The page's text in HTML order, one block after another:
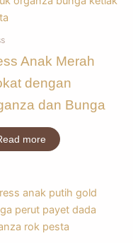
Anak Merah
dengan
dan Bunga
more